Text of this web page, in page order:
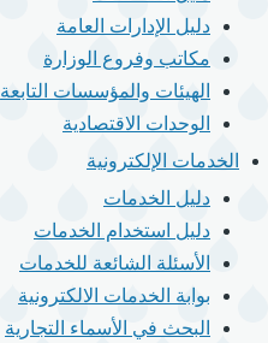
دليل الإدارات العامة
مكاتب وفروع الوزارة
الهيئات والمؤسسات التابعة
الوحدات الاقتصادية
الخدمات الإلكترونية
دليل الخدمات
دليل استخدام الخدمات
الأسئلة الشائعة للخدمات
بوابة الخدمات الالكترونية
البحث في الأسماء التجارية